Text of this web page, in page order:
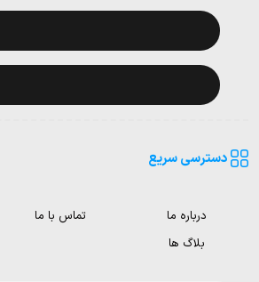
دسترسی سریع
درباره ما تماس با ما
بلاگ ها